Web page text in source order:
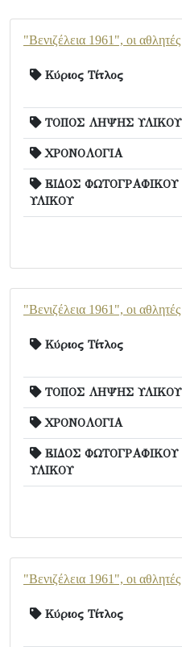
"Βενιζέλεια 1961", οι αθλητές
Κύριος Τίτλος
ΤΟΠΟΣ ΛΗΨΗΣ ΥΛΙΚΟΥ
ΧΡΟΝΟΛΟΓΙΑ
ΕΙΔΟΣ ΦΩΤΟΓΡΑΦΙΚΟΥ
ΥΛΙΚΟΥ
"Βενιζέλεια 1961", οι αθλητές
Κύριος Τίτλος
ΤΟΠΟΣ ΛΗΨΗΣ ΥΛΙΚΟΥ
ΧΡΟΝΟΛΟΓΙΑ
ΕΙΔΟΣ ΦΩΤΟΓΡΑΦΙΚΟΥ
ΥΛΙΚΟΥ
"Βενιζέλεια 1961", οι αθλητές
Κύριος Τίτλος